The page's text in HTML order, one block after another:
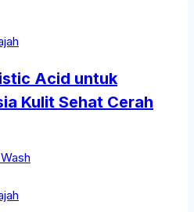
Acid untuk
Kulit Sehat Cerah